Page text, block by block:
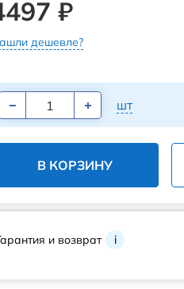
₽
дешевле?
шт
В КОРЗИНУ
и возврат i